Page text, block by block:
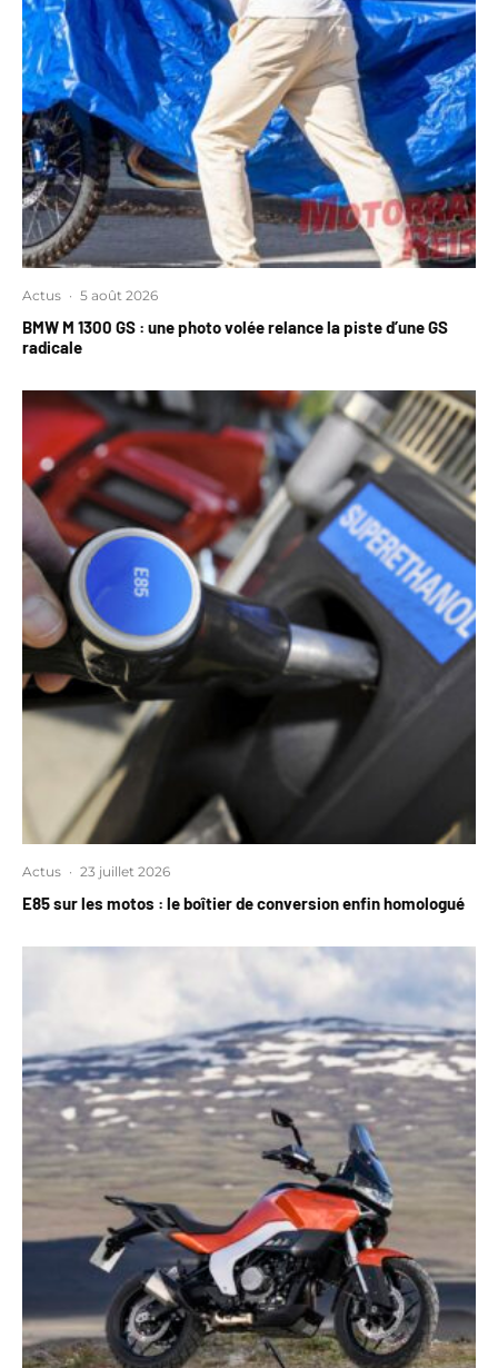
Actus · 5 août 2026
BMW M 1300 GS : une photo volée relance la piste d’une GS
radicale
Actus · 23 juillet 2026
E85 sur les motos : le boîtier de conversion enfin homologué